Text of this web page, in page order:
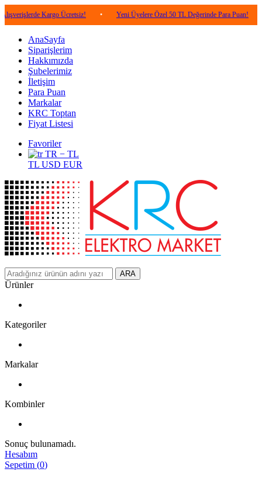
Kargo Ücretsiz! • Yeni Üyelere Özel 50 TL Değerinde Para Puan! •
AnaSayfa
Siparişlerim
Hakkımızda
Şubelerimiz
İletişim
Para Puan
Markalar
KRC Toptan
Fiyat Listesi
Favoriler
TR − TL
TL USD EUR
ARA
Ürünler
Kategoriler
Markalar
Kombinler
Sonuç bulunamadı.
Hesabım
Sepetim (0)